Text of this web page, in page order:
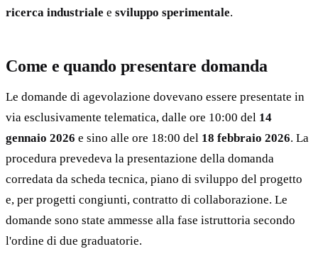
ricerca industriale e sviluppo sperimentale.
Come e quando presentare domanda
Le domande di agevolazione dovevano essere presentate in
via esclusivamente telematica, dalle ore 10:00 del 14
gennaio 2026 e sino alle ore 18:00 del 18 febbraio 2026. La
procedura prevedeva la presentazione della domanda
corredata da scheda tecnica, piano di sviluppo del progetto
e, per progetti congiunti, contratto di collaborazione. Le
domande sono state ammesse alla fase istruttoria secondo
l'ordine di due graduatorie.